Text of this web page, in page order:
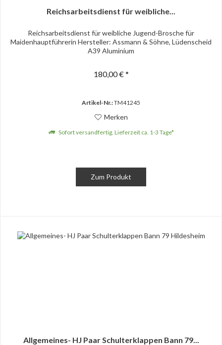
Reichsarbeitsdienst für weibliche...
Reichsarbeitsdienst für weibliche Jugend-Brosche für
Maidenhauptführerin Hersteller: Assmann & Söhne, Lüdenscheid
A39 Aluminium
180,00 € *
Artikel-Nr.:TM41245
Merken
Sofort versandfertig, Lieferzeit ca. 1-3 Tage*
Zum Produkt
Allgemeines- HJ Paar Schulterklappen Bann 79...